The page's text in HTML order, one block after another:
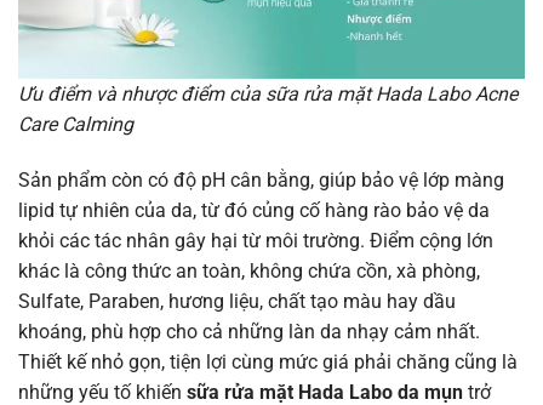
Ưu điểm và nhược điểm của sữa rửa mặt Hada Labo Acne
Care Calming
Sản phẩm còn có độ pH cân bằng, giúp bảo vệ lớp màng
lipid tự nhiên của da, từ đó củng cố hàng rào bảo vệ da
khỏi các tác nhân gây hại từ môi trường. Điểm cộng lớn
khác là công thức an toàn, không chứa cồn, xà phòng,
Sulfate, Paraben, hương liệu, chất tạo màu hay dầu
khoáng, phù hợp cho cả những làn da nhạy cảm nhất.
Thiết kế nhỏ gọn, tiện lợi cùng mức giá phải chăng cũng là
những yếu tố khiến sữa rửa mặt Hada Labo da mụn trở